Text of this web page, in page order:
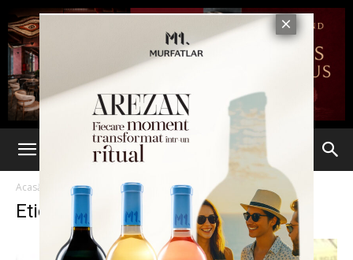
Acasă Etichete Deschidere oficiala
Etichetă: deschidere oficiala